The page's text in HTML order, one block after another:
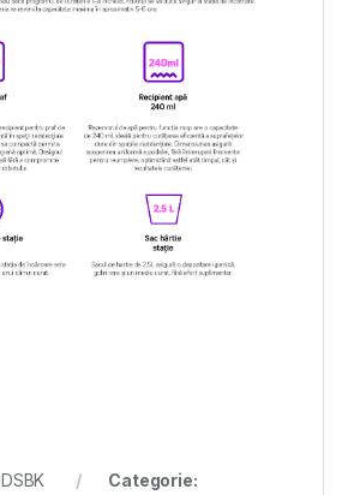
Categorie: